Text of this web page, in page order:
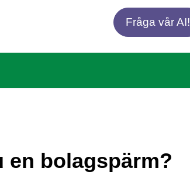
Fråga vår AI!
en bolagspärm?